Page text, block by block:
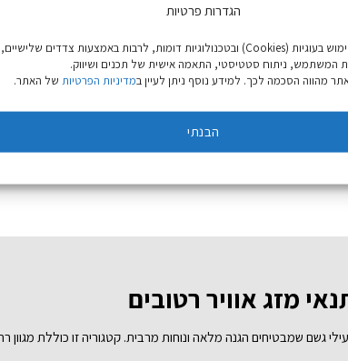
הגדרות פרטיות
באתר זה נעשה שימוש בעוגיות (Cookies) ובטכנולוגיות דומות, לרבות באמצעות צדדים שלישיים,
המשתמש, ניתוח סטטיסטי, התאמה אישית של תכנים ושיווק.
מהווה הסכמה לכך. למידע נוסף ניתן לעיין במדיניות הפרטיות של האתר.
הבנתי
אפשרויות
למוצר
זה
יש
סוגים.
לבחור
האפשרויות
מזג אוויר רטובים
גשם שמבטיחים הגנה מלאה ונוחות מרבית. קטגוריה זו כוללת מגוון